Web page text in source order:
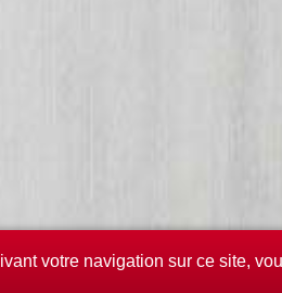
votre navigation sur ce site,